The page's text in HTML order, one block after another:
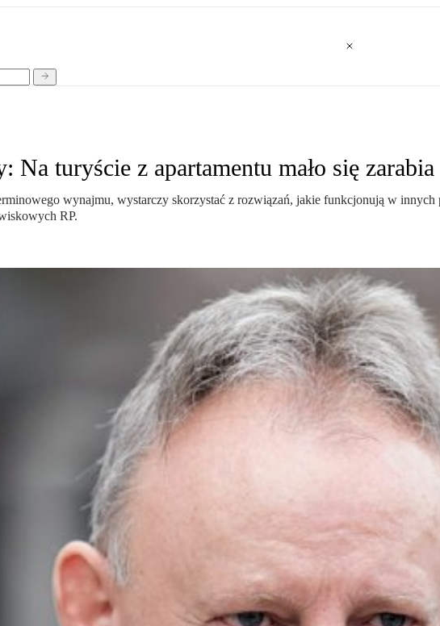
Na turyście z apartamentu mało się zarabia
wynajmu, wystarczy skorzystać z rozwiązań, jakie funkcjonują w
RP.